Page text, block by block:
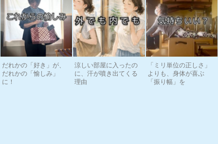
だれかの「好き」が、
だれかの「愉しみ」
に！
涼しい部屋に入ったの
に、汗が噴き出てくる
理由
「ミリ単位の正しさ」
よりも、身体が喜ぶ
「振り幅」を